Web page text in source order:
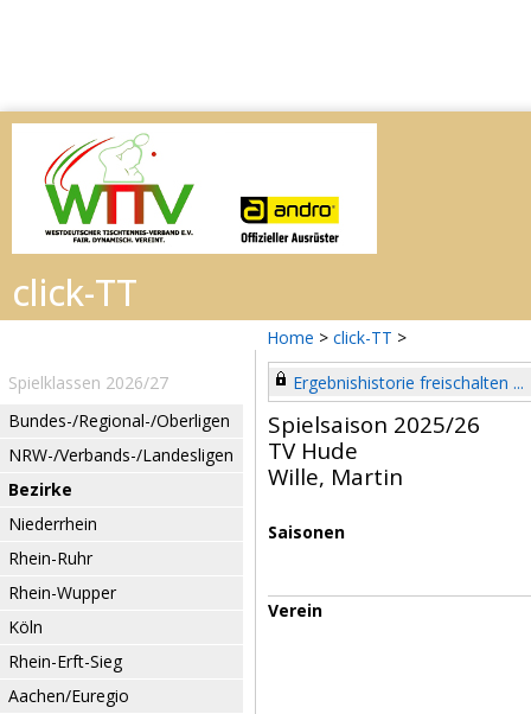
Home > click-TT >
Spielklassen 2026/27
Bundes-/Regional-/Oberligen
NRW-/Verbands-/Landesligen
Bezirke
Niederrhein
Rhein-Ruhr
Rhein-Wupper
Köln
Rhein-Erft-Sieg
Aachen/Euregio
Ergebnishistorie freischalten ...
Spielsaison 2025/26
TV Hude
Wille, Martin
Saisonen
Verein